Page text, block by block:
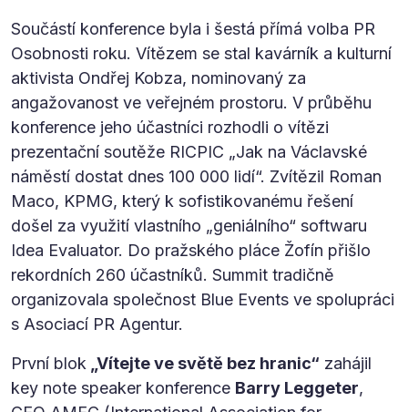
Součástí konference byla i šestá přímá volba PR
Osobnosti roku. Vítězem se stal kavárník a kulturní
aktivista Ondřej Kobza, nominovaný za
angažovanost ve veřejném prostoru. V průběhu
konference jeho účastníci rozhodli o vítězi
prezentační soutěže RICPIC „Jak na Václavské
náměstí dostat dnes 100 000 lidí“. Zvítězil Roman
Maco, KPMG, který k sofistikovanému řešení
došel za využití vlastního „geniálního“ softwaru
Idea Evaluator. Do pražského pláce Žofín přišlo
rekordních 260 účastníků. Summit tradičně
organizovala společnost Blue Events ve spolupráci
s Asociací PR Agentur.
První blok „Vítejte ve světě bez hranic“ zahájil
key note speaker konference Barry Leggeter,